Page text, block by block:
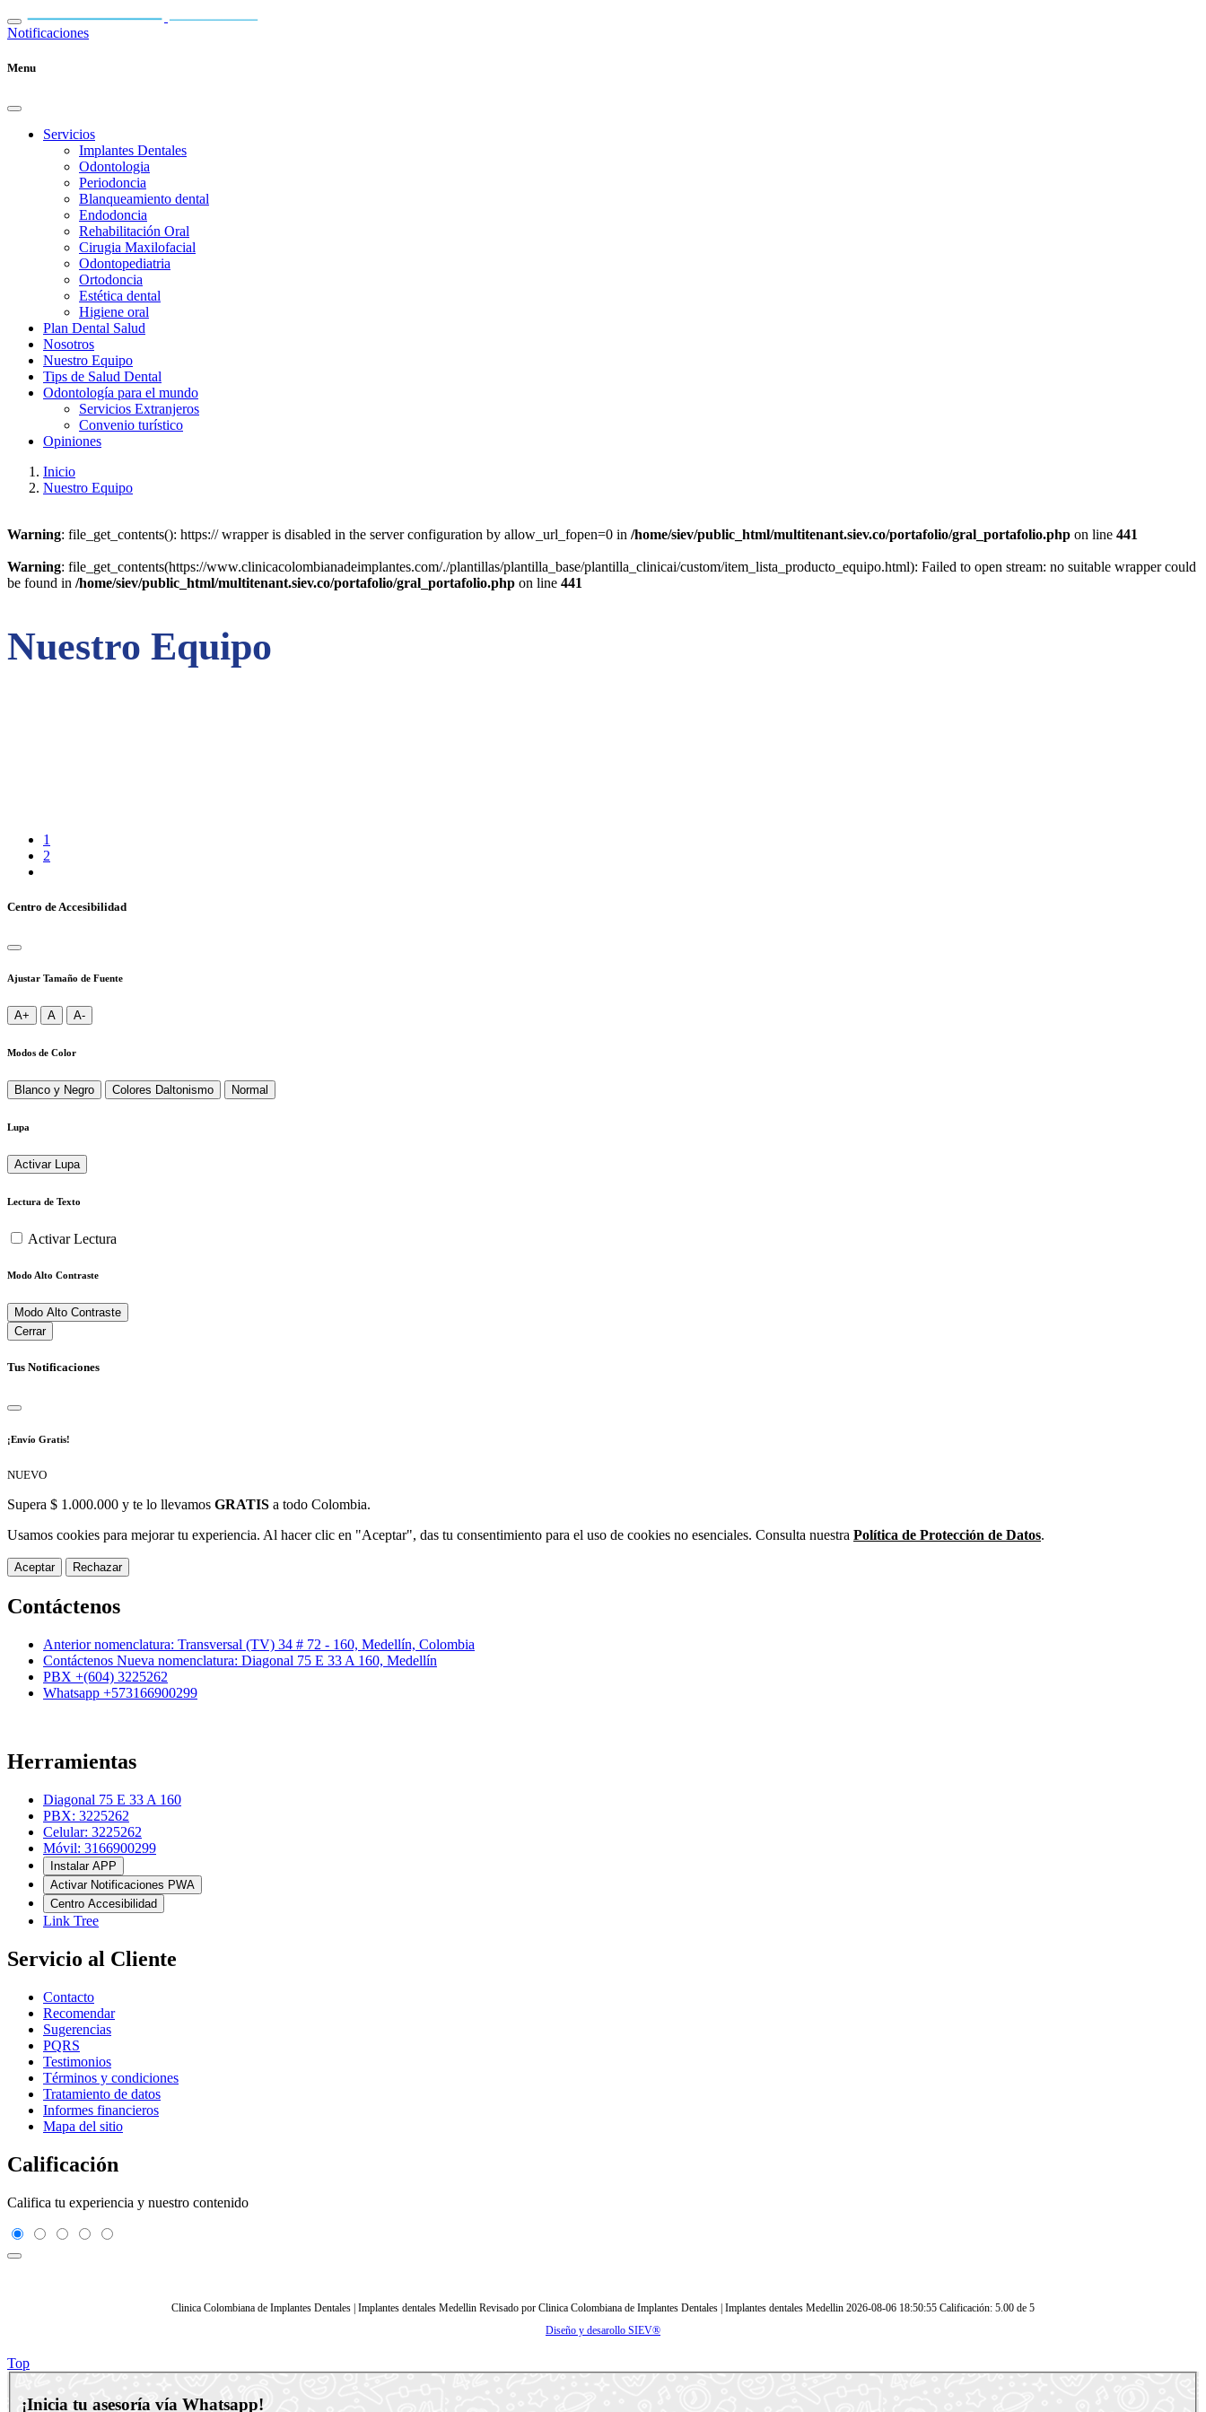
Notificaciones
Menu
Servicios
Implantes Dentales
Odontologia
Periodoncia
Blanqueamiento dental
Endodoncia
Rehabilitación Oral
Cirugia Maxilofacial
Odontopediatria
Ortodoncia
Estética dental
Higiene oral
Plan Dental Salud
Nosotros
Nuestro Equipo
Tips de Salud Dental
Odontología para el mundo
Servicios Extranjeros
Convenio turístico
Opiniones
Inicio
Nuestro Equipo
Warning: file_get_contents(): https:// wrapper is disabled in the server configuration by allow_url_fopen=0 in /home/siev/public_html/multitenant.siev.co/portafolio/gral_portafolio.php on line 441
Warning: file_get_contents(https://www.clinicacolombianadeimplantes.com/./plantillas/plantilla_base/plantilla_clinicai/custom/item_lista_producto_equipo.html): Failed to open stream: no suitable wrapper could
be found in /home/siev/public_html/multitenant.siev.co/portafolio/gral_portafolio.php on line 441
Nuestro Equipo
1
2
Centro de Accesibilidad
Ajustar Tamaño de Fuente
A+ A A-
Modos de Color
Blanco y Negro Colores Daltonismo Normal
Lupa
Activar Lupa
Lectura de Texto
Activar Lectura
Modo Alto Contraste
Modo Alto Contraste
Cerrar
Tus Notificaciones
¡Envío Gratis!
NUEVO
Supera $ 1.000.000 y te lo llevamos GRATIS a todo Colombia.
Usamos cookies para mejorar tu experiencia. Al hacer clic en "Aceptar", das tu consentimiento para el uso de cookies no esenciales. Consulta nuestra Política de Protección de Datos.
Aceptar Rechazar
Contáctenos
Anterior nomenclatura: Transversal (TV) 34 # 72 - 160, Medellín, Colombia
Contáctenos Nueva nomenclatura: Diagonal 75 E 33 A 160, Medellín
PBX +(604) 3225262
Whatsapp +573166900299
Herramientas
Diagonal 75 E 33 A 160
PBX: 3225262
Celular: 3225262
Móvil: 3166900299
Instalar APP
Activar Notificaciones PWA
Centro Accesibilidad
Link Tree
Servicio al Cliente
Contacto
Recomendar
Sugerencias
PQRS
Testimonios
Términos y condiciones
Tratamiento de datos
Informes financieros
Mapa del sitio
Calificación
Califica tu experiencia y nuestro contenido
Clinica Colombiana de Implantes Dentales | Implantes dentales Medellin Revisado por Clinica Colombiana de Implantes Dentales | Implantes dentales Medellin 2026-08-06 18:50:55 Calificación: 5.00 de 5
Diseño y desarollo SIEV®
Top
¡Inicia tu asesoría vía Whatsapp!